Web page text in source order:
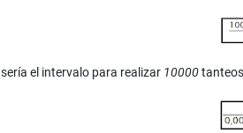
sería el intervalo para realizar 10000